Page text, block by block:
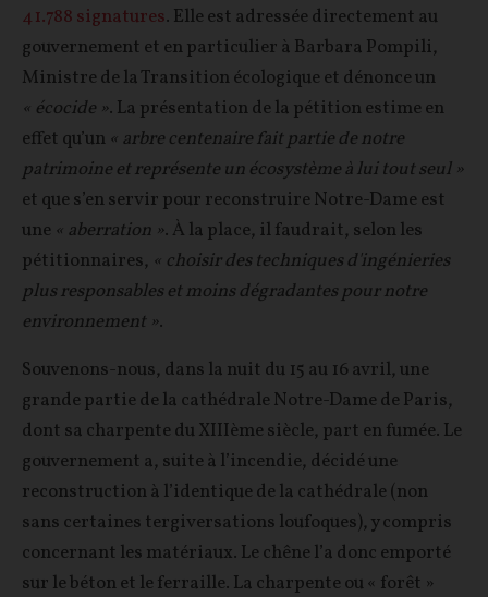
41.788 signatures. Elle est adressée directement au
gouvernement et en particulier à Barbara Pompili,
Ministre de la Transition écologique et dénonce un
« écocide ». La présentation de la pétition estime en
effet qu’un « arbre centenaire fait partie de notre
patrimoine et représente un écosystème à lui tout seul »
et que s’en servir pour reconstruire Notre-Dame est
une « aberration ». À la place, il faudrait, selon les
pétitionnaires, « choisir des techniques d'ingénieries
plus responsables et moins dégradantes pour notre
environnement ».
Souvenons-nous, dans la nuit du 15 au 16 avril, une
grande partie de la cathédrale Notre-Dame de Paris,
dont sa charpente du XIIIème siècle, part en fumée. Le
gouvernement a, suite à l’incendie, décidé une
reconstruction à l’identique de la cathédrale (non
sans certaines tergiversations loufoques), y compris
concernant les matériaux. Le chêne l’a donc emporté
sur le béton et le ferraille. La charpente ou « forêt »